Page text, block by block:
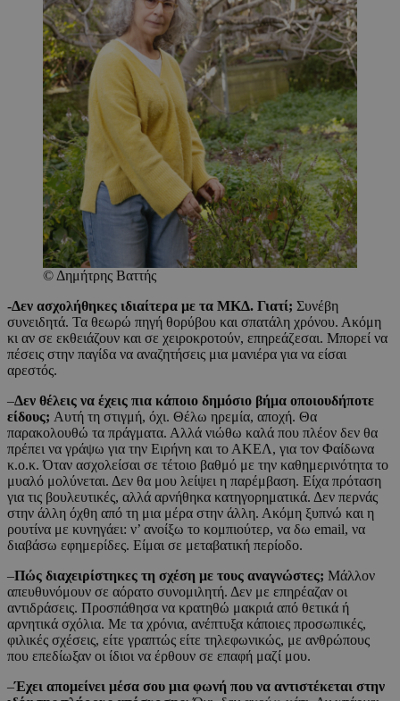
© Δημήτρης Βαττής
-Δεν ασχολήθηκες ιδιαίτερα με τα ΜΚΔ. Γιατί; Συνέβη
συνειδητά. Τα θεωρώ πηγή θορύβου και σπατάλη χρόνου. Ακόμη
κι αν σε εκθειάζουν και σε χειροκροτούν, επηρεάζεσαι. Μπορεί να
πέσεις στην παγίδα να αναζητήσεις μια μανιέρα για να είσαι
αρεστός.
–Δεν θέλεις να έχεις πια κάποιο δημόσιο βήμα οποιουδήποτε
είδους; Αυτή τη στιγμή, όχι. Θέλω ηρεμία, αποχή. Θα
παρακολουθώ τα πράγματα. Αλλά νιώθω καλά που πλέον δεν θα
πρέπει να γράψω για την Ειρήνη και το ΑΚΕΛ, για τον Φαίδωνα
κ.ο.κ. Όταν ασχολείσαι σε τέτοιο βαθμό με την καθημερινότητα το
μυαλό μολύνεται. Δεν θα μου λείψει η παρέμβαση. Είχα πρόταση
για τις βουλευτικές, αλλά αρνήθηκα κατηγορηματικά. Δεν περνάς
στην άλλη όχθη από τη μια μέρα στην άλλη. Ακόμη ξυπνώ και η
ρουτίνα με κυνηγάει: ν’ ανοίξω το κομπιούτερ, να δω email, να
διαβάσω εφημερίδες. Είμαι σε μεταβατική περίοδο.
–Πώς διαχειρίστηκες τη σχέση με τους αναγνώστες; Μάλλον
απευθυνόμουν σε αόρατο συνομιλητή. Δεν με επηρέαζαν οι
αντιδράσεις. Προσπάθησα να κρατηθώ μακριά από θετικά ή
αρνητικά σχόλια. Με τα χρόνια, ανέπτυξα κάποιες προσωπικές,
φιλικές σχέσεις, είτε γραπτώς είτε τηλεφωνικώς, με ανθρώπους
που επεδίωξαν οι ίδιοι να έρθουν σε επαφή μαζί μου.
–Έχει απομείνει μέσα σου μια φωνή που να αντιστέκεται στην